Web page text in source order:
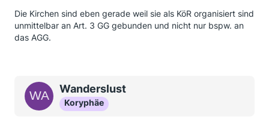
Die Kirchen sind eben gerade weil sie als KöR organisiert sind
unmittelbar an Art. 3 GG gebunden und nicht nur bspw. an
das AGG.
Wanderslust
Koryphäe